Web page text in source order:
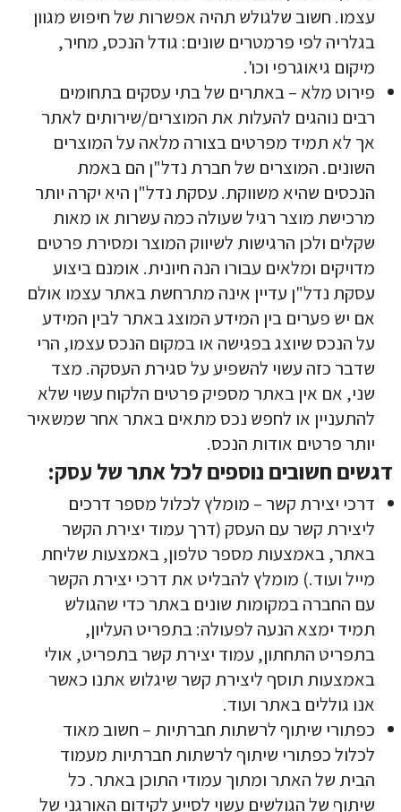
עצמו. חשוב שלגולש תהיה אפשרות של חיפוש מגוון
בגלריה לפי פרמטרים שונים: גודל הנכס, מחיר,
מיקום גיאוגרפי וכו'.
פירוט מלא – באתרים של בתי עסקים בתחומים
רבים נוהגים להעלות את המוצרים/שירותים לאתר
אך לא תמיד מפרטים בצורה מלאה על המוצרים
השונים. המוצרים של חברת נדל"ן הם באמת
הנכסים שהיא משווקת. עסקת נדל"ן היא יקרה יותר
מרכישת מוצר רגיל שעולה כמה עשרות או מאות
שקלים ולכן הרגישות לשיווק המוצר ומסירת פרטים
מדויקים ומלאים עבורו הנה חיונית. אומנם ביצוע
עסקת נדל"ן עדיין אינה מתרחשת באתר עצמו אולם
אם יש פערים בין המידע המוצג באתר לבין המידע
על הנכס שיוצג בפגישה או במקום הנכס עצמו, הרי
שדבר כזה עשוי להשפיע על סגירת העסקה. מצד
שני, אם אין באתר מספיק פרטים הלקוח עשוי שלא
להתעניין או לחפש נכס מתאים באתר אחר שמשאיר
יותר פרטים אודות הנכס.
דגשים חשובים נוספים לכל אתר של עסק:
דרכי יצירת קשר – מומלץ לכלול מספר דרכים
ליצירת קשר עם העסק (דרך עמוד יצירת הקשר
באתר, באמצעות מספר טלפון, באמצעות שליחת
מייל ועוד.) מומלץ להבליט את דרכי יצירת הקשר
עם החברה במקומות שונים באתר כדי שהגולש
תמיד ימצא הנעה לפעולה: בתפריט העליון,
בתפריט התחתון, עמוד יצירת קשר בתפריט, אולי
באמצעות תוסף ליצירת קשר שיגלוש אתנו כאשר
אנו גוללים באתר ועוד.
כפתורי שיתוף לרשתות חברתיות – חשוב מאוד
לכלול כפתורי שיתוף לרשתות חברתיות מעמוד
הבית של האתר ומתוך עמודי התוכן באתר. כל
שיתוף של הגולשים עשוי לסייע לקידום האורגני של